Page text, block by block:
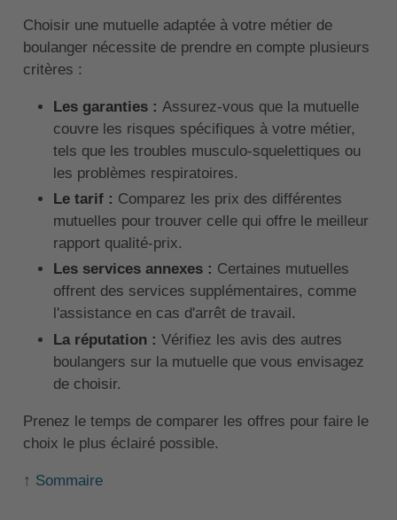
Choisir une mutuelle adaptée à votre métier de
boulanger nécessite de prendre en compte plusieurs
critères :
Les garanties : Assurez-vous que la mutuelle
couvre les risques spécifiques à votre métier,
tels que les troubles musculo-squelettiques ou
les problèmes respiratoires.
Le tarif : Comparez les prix des différentes
mutuelles pour trouver celle qui offre le meilleur
rapport qualité-prix.
Les services annexes : Certaines mutuelles
offrent des services supplémentaires, comme
l'assistance en cas d'arrêt de travail.
La réputation : Vérifiez les avis des autres
boulangers sur la mutuelle que vous envisagez
de choisir.
Prenez le temps de comparer les offres pour faire le
choix le plus éclairé possible.
↑ Sommaire